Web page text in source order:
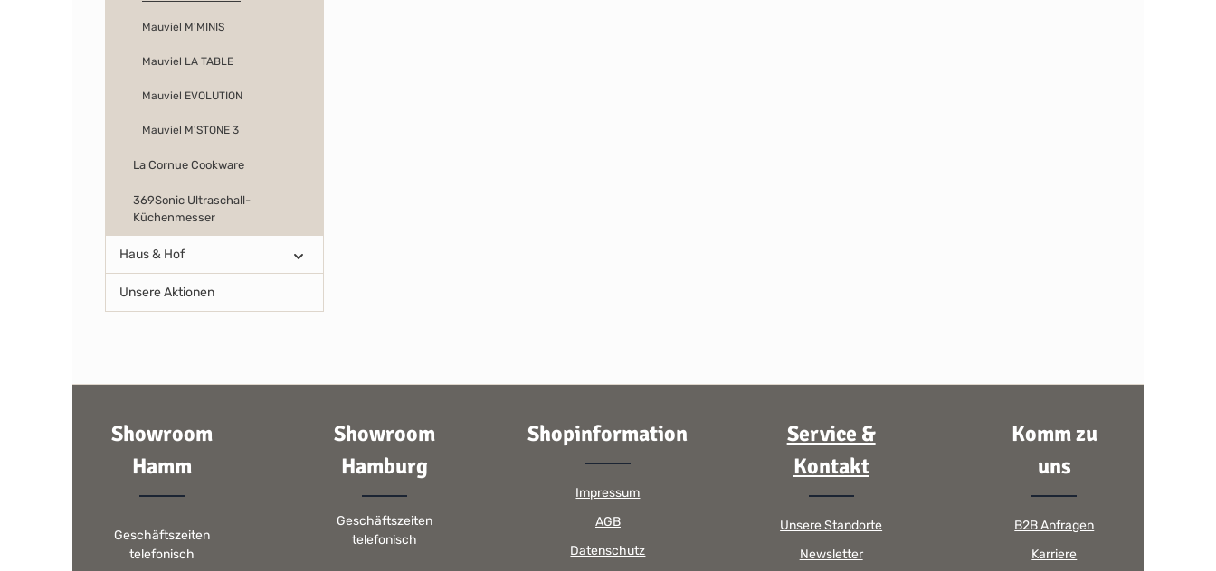
Mauviel M'MINIS
Mauviel LA TABLE
Mauviel EVOLUTION
Mauviel M'STONE 3
La Cornue Cookware
369Sonic Ultraschall-
Küchenmesser
Haus & Hof
Unsere Aktionen
Showroom
Hamm
Geschäftszeiten
telefonisch
Showroom
Hamburg
Geschäftszeiten
telefonisch
Shopinformation
Impressum
AGB
Datenschutz
Service &
Kontakt
Unsere Standorte
Newsletter
Komm zu
uns
B2B Anfragen
Karriere